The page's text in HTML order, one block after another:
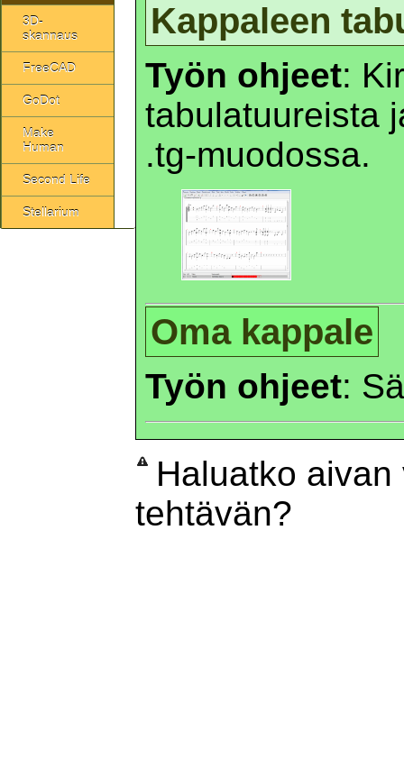
3D-
skannaus
FreeCAD
GoDot
Make
Human
Second Life
Stellarium
Kappaleen
Työn ohjeet:
tabulatuureista
.tg-muodossa.
Oma kappale
Työn ohjeet:
Haluatko
tehtävän?